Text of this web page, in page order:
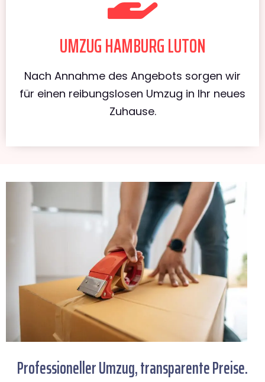
UMZUG HAMBURG LUTON
Nach Annahme des Angebots sorgen wir
für einen reibungslosen Umzug in Ihr neues
Zuhause.
Professioneller Umzug, transparente Preise.